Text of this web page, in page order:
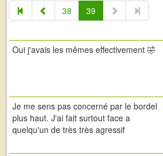
38 39
Oui j'avais les mêmes effectivement 🤣
Je me sens pas concerné par le bordel
plus haut. J'ai fait surtout face a
quelqu'un de très très agressif